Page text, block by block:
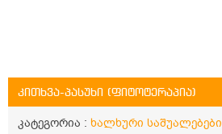
კითხვა-პასუხი (ფიტოტერაპია)
კატეგორია : ხალხური საშუალებები